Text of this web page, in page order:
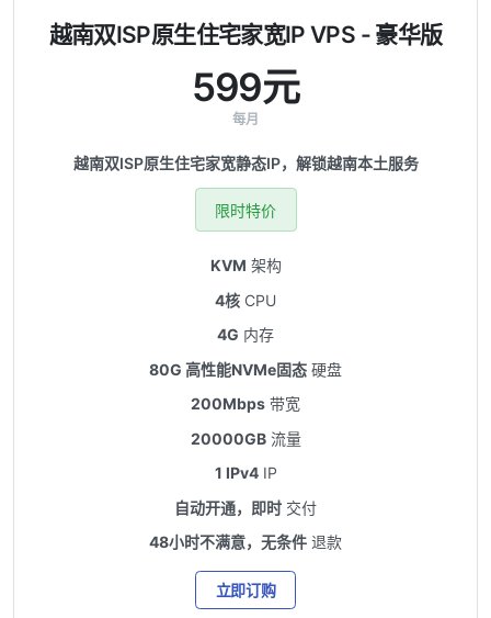
越南双ISP原生住宅家宽IP VPS - 豪华版
599元
每月
越南双ISP原生住宅家宽静态IP，解锁越南本土服务
限时特价
KVM 架构
4核 CPU
4G 内存
80G 高性能NVMe固态 硬盘
200Mbps 带宽
20000GB流量
1 IPv4IP
自动开通，即时 交付
48小时不满意，无条件 退款
立即订购